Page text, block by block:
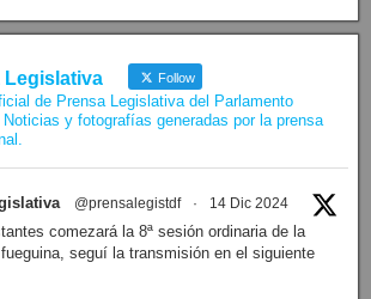
Legislativa Follow
de Prensa Legislativa del Parlamento
y fotografías generadas por la prensa
@prensalegistdf · 14 Dic 2024
comezará la 8ª sesión ordinaria de la
fueguina, seguí la transmisión en el siguiente